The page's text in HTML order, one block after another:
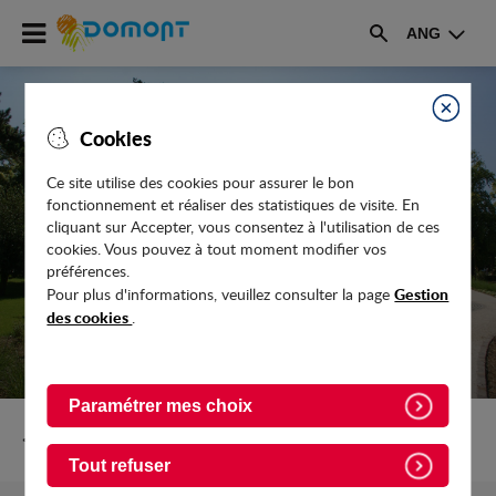
Cookies
Fermer
Ce site utilise des cookies pour assurer le bon
fonctionnement et réaliser des statistiques de visite. En
cliquant sur Accepter, vous consentez à l'utilisation de ces
cookies. Vous pouvez à tout moment modifier vos
préférences.
Pour plus d'informations, veuillez consulter la pageGestion
des cookies .
Paramétrer mes choix
Tout refuser
Accéder
au
menu
Accéder
contenu
Rechercher
ANG
DÉCOUVREZ LE FUTUR VISAGE DE LA
RÉSIDENCE DE LA GARE
Retour vers Actualites